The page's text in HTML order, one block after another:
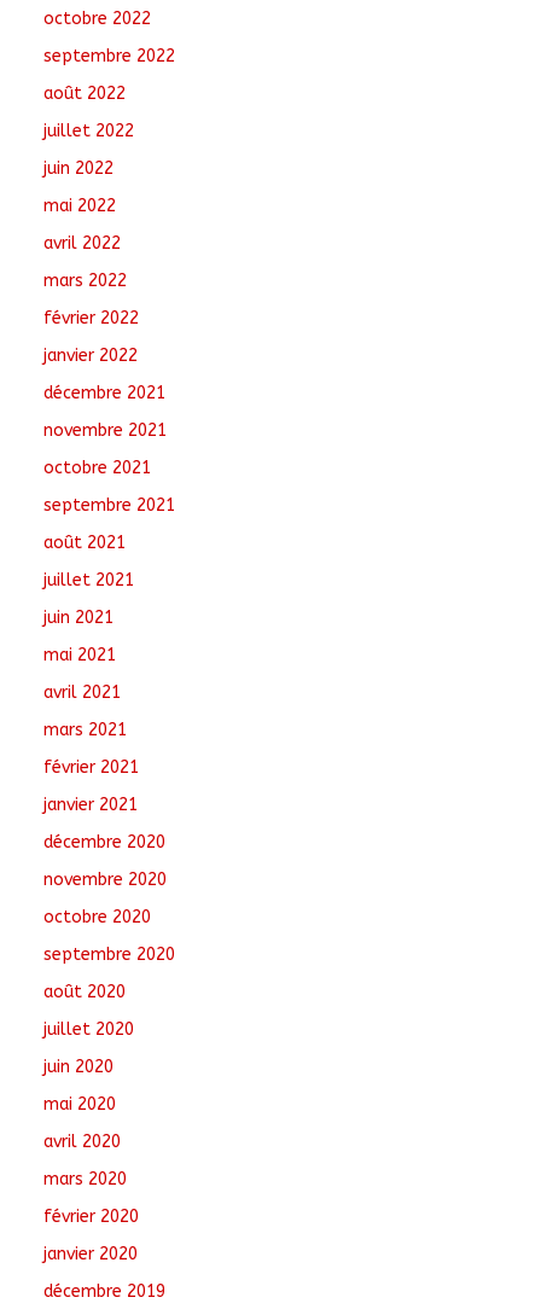
octobre 2022
septembre 2022
août 2022
juillet 2022
juin 2022
mai 2022
avril 2022
mars 2022
février 2022
janvier 2022
décembre 2021
novembre 2021
octobre 2021
septembre 2021
août 2021
juillet 2021
juin 2021
mai 2021
avril 2021
mars 2021
février 2021
janvier 2021
décembre 2020
novembre 2020
octobre 2020
septembre 2020
août 2020
juillet 2020
juin 2020
mai 2020
avril 2020
mars 2020
février 2020
janvier 2020
décembre 2019